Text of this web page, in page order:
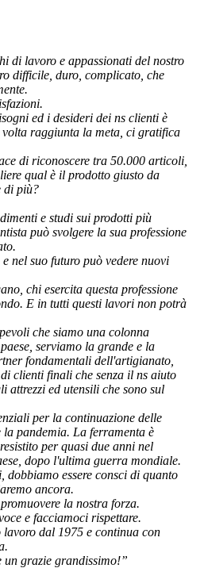
di lavoro e appassionati del nostro
difficile, duro, complicato, che
ed i desideri dei ns clienti è
raggiunta la meta, ci gratifica
di riconoscere tra 50.000 articoli,
qual è il prodotto giusto da
di più?
e studi sui prodotti più
può svolgere la sua professione
nel suo futuro può vedere nuovi
chi esercita questa professione
E in tutti questi lavori non potrà
che siamo una colonna
serviamo la grande e la
fondamentali dell'artigianato,
clienti finali che senza il ns aiuto
attrezzi ed utensili che sono sul
per la continuazione delle
pandemia. La ferramenta è
per quasi due anni nel
dopo l'ultima guerra mondiale.
dobbiamo essere consci di quanto
ancora.
la nostra forza.
e facciamoci rispettare.
lavoro dal 1975 e continua con
un grazie grandissimo!”